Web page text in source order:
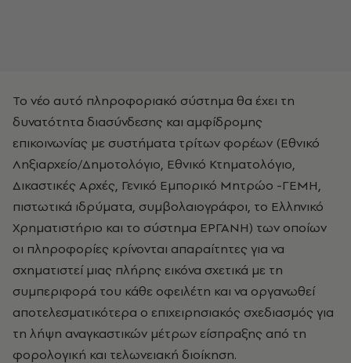
Το νέο αυτό πληροφοριακό σύστημα θα έχει τη
δυνατότητα διασύνδεσης και αμφίδρομης
επικοινωνίας με συστήματα τρίτων φορέων (Εθνικό
Ληξιαρχείο/Δημοτολόγιο, Εθνικό Κτηματολόγιο,
Δικαστικές Αρχές, Γενικό Εμπορικό Μητρώο -ΓΕΜΗ,
πιστωτικά ιδρύματα, συμβολαιογράφοι, το Ελληνικό
Χρηματιστήριο και το σύστημα ΕΡΓΑΝΗ) των οποίων
οι πληροφορίες κρίνονται απαραίτητες για να
σχηματιστεί μιας πλήρης εικόνα σχετικά με τη
συμπεριφορά του κάθε οφειλέτη και να οργανωθεί
αποτελεσματικότερα ο επιχειρησιακός σχεδιασμός για
τη λήψη αναγκαστικών μέτρων είσπραξης από τη
φορολογική και τελωνειακή διοίκηση.